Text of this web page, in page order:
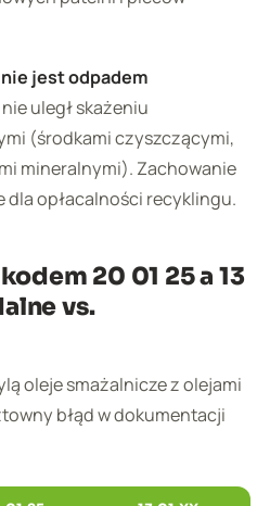
nie jest odpadem
uległ skażeniu
(środkami czyszczącymi,
mineralnymi). Zachowanie
dla opłacalności recyklingu.
20 01 25 a 13
vs.
oleje smażalnicze z olejami
błąd w dokumentacji